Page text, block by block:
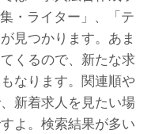
・ライター」、「テ
見つかります。あま
くるので、新たな求
なります。関連順や
新着求人を見たい場
よ。検索結果が多い